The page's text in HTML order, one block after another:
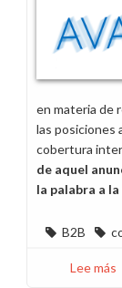
en materia de
las posiciones
cobertura
de aquel
la palabra a
B2B
Lee más